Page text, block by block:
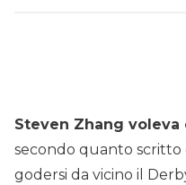
Steven Zhang voleva
secondo quanto scritto
godersi da vicino il